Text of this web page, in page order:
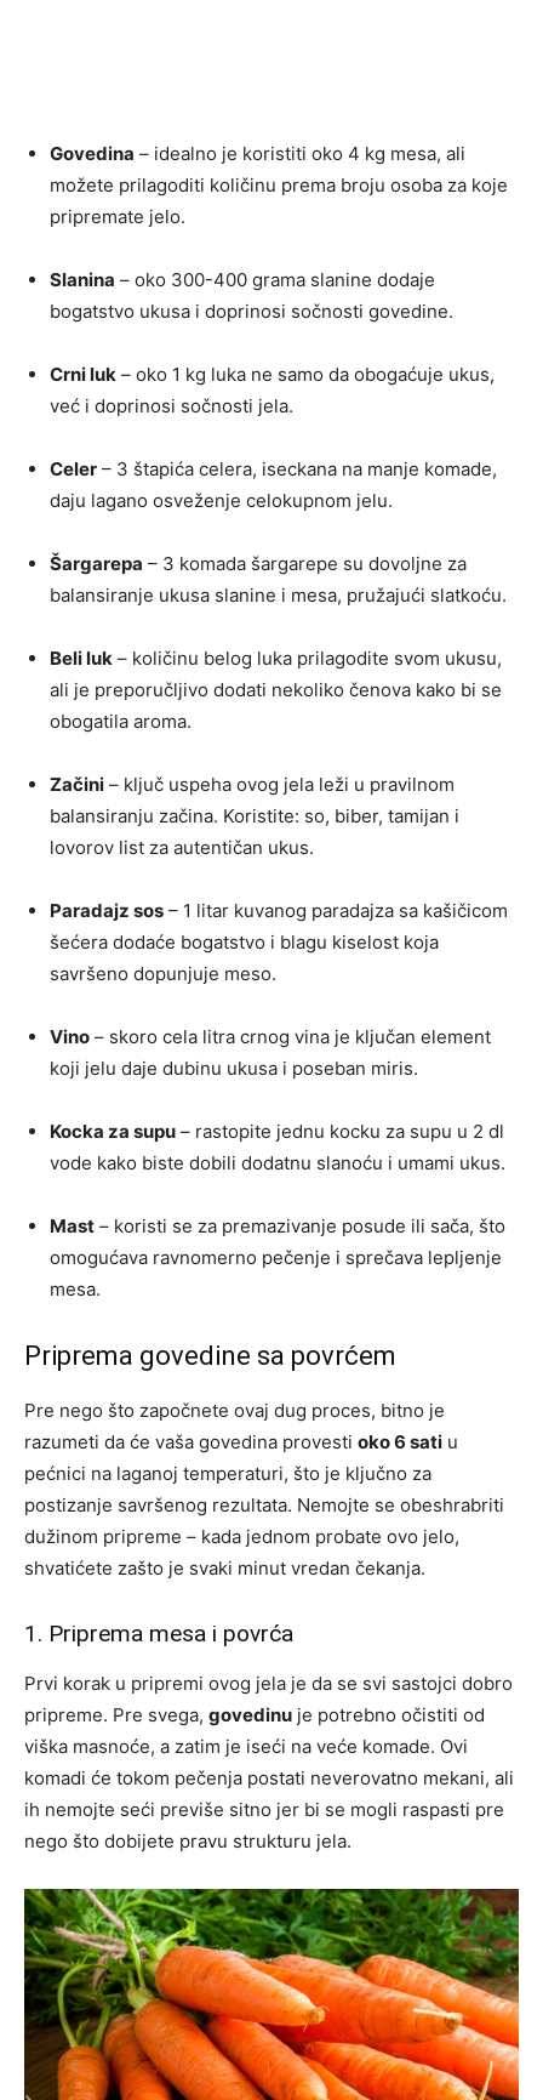
Govedina – idealno je koristiti oko 4 kg mesa, ali
možete prilagoditi količinu prema broju osoba za koje
pripremate jelo.
Slanina – oko 300-400 grama slanine dodaje
bogatstvo ukusa i doprinosi sočnosti govedine.
Crni luk – oko 1 kg luka ne samo da obogaćuje ukus,
već i doprinosi sočnosti jela.
Celer – 3 štapića celera, iseckana na manje komade,
daju lagano osveženje celokupnom jelu.
Šargarepa – 3 komada šargarepe su dovoljne za
balansiranje ukusa slanine i mesa, pružajući slatkoću.
Beli luk – količinu belog luka prilagodite svom ukusu,
ali je preporučljivo dodati nekoliko čenova kako bi se
obogatila aroma.
Začini – ključ uspeha ovog jela leži u pravilnom
balansiranju začina. Koristite: so, biber, tamijan i
lovorov list za autentičan ukus.
Paradajz sos – 1 litar kuvanog paradajza sa kašičicom
šećera dodaće bogatstvo i blagu kiselost koja
savršeno dopunjuje meso.
Vino – skoro cela litra crnog vina je ključan element
koji jelu daje dubinu ukusa i poseban miris.
Kocka za supu – rastopite jednu kocku za supu u 2 dl
vode kako biste dobili dodatnu slanoću i umami ukus.
Mast – koristi se za premazivanje posude ili sača, što
omogućava ravnomerno pečenje i sprečava lepljenje
mesa.
Priprema govedine sa povrćem
Pre nego što započnete ovaj dug proces, bitno je
razumeti da će vaša govedina provesti oko 6 sati u
pećnici na laganoj temperaturi, što je ključno za
postizanje savršenog rezultata. Nemojte se obeshrabriti
dužinom pripreme – kada jednom probate ovo jelo,
shvatićete zašto je svaki minut vredan čekanja.
1. Priprema mesa i povrća
Prvi korak u pripremi ovog jela je da se svi sastojci dobro
pripreme. Pre svega, govedinu je potrebno očistiti od
viška masnoće, a zatim je iseći na veće komade. Ovi
komadi će tokom pečenja postati neverovatno mekani, ali
ih nemojte seći previše sitno jer bi se mogli raspasti pre
nego što dobijete pravu strukturu jela.